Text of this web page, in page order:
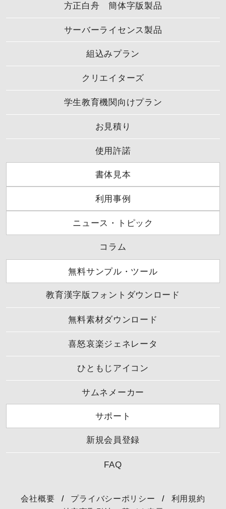
方正白舟 簡体字版製品
サーバーライセンス製品
組込みプラン
クリエイターズ
学生教育機関向けプラン
お見積り
使用許諾
書体見本
利用事例
ニュース・トピック
コラム
無料サンプル・ツール
教育漢字版フォントダウンロード
無料素材ダウンロード
喜怒哀楽ジェネレータ
ひともじアイコン
サムネメーカー
サポート
新規会員登録
FAQ
会社概要 / プライバシーポリシー /
利用規約